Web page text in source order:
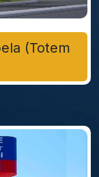
(Totem